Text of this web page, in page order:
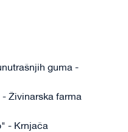
guma -
- Živinarska farma
- Krnjača